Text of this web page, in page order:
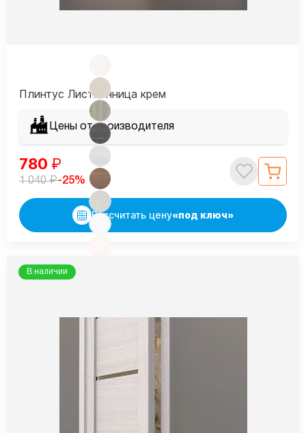
Плинтус Лиственница крем
Цены от производителя
780 ₽
1 040₽-25%
Рассчитать цену«под ключ»
В наличии